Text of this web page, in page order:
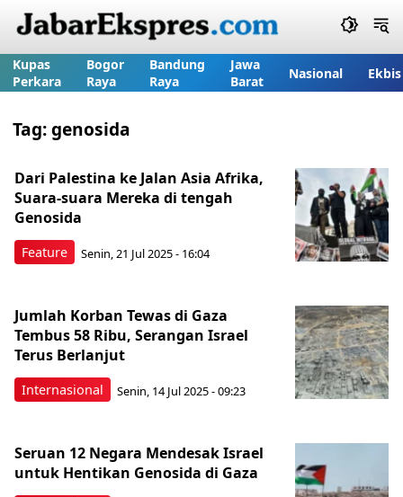
Kupas
Perkara
Bogor
Raya
Bandung
Raya
Jawa
Barat
Nasional Ekbis
Tag:genosida
Feature
Dari Palestina ke Jalan Asia Afrika,
Suara-suara Mereka di tengah
Genosida
Senin, 21 Jul 2025 - 16:04
Internasional
Jumlah Korban Tewas di Gaza
Tembus 58 Ribu, Serangan Israel
Terus Berlanjut
Senin, 14 Jul 2025 - 09:23
Seruan 12 Negara Mendesak Israel
untuk Hentikan Genosida di Gaza